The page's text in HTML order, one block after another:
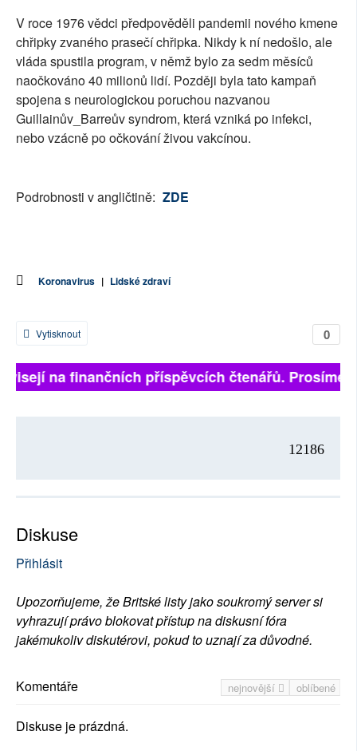
V roce 1976 vědci předpověděli pandemii nového kmene
chřipky zvaného prasečí chřipka. Nikdy k ní nedošlo, ale
vláda spustila program, v němž bylo za sedm měsíců
naočkováno 40 milionů lidí. Později byla tato kampaň
spojena s neurologickou poruchou nazvanou
Guillainův_Barreův syndrom, která vzniká po infekci,
nebo vzácně po očkování živou vakcínou.
Podrobnosti v angličtině: ZDE
Koronavirus | Lidské zdraví
0
Vytisknout
na finančních příspěvcích čtenářů. Prosíme,
12186
Diskuse
Přihlásit
Upozorňujeme, že Britské listy jako soukromý server si
vyhrazují právo blokovat přístup na diskusní fóra
jakémukoliv diskutérovi, pokud to uznají za důvodné.
nejnovější oblíbené
Komentáře
Diskuse je prázdná.